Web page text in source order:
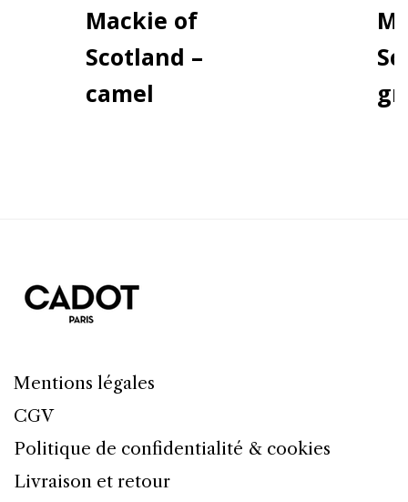
Mackie of
Scotland –
camel
Mentions légales
CGV
Politique de confidentialité & cookies
Livraison et retour